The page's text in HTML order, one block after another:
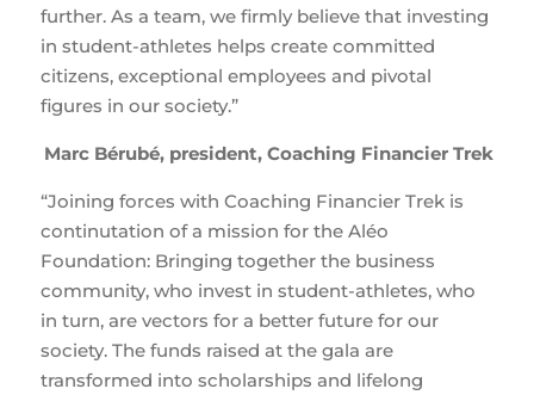
further. As a team, we firmly believe that investing
in student-athletes helps create committed
citizens, exceptional employees and pivotal
figures in our society.”
Marc Bérubé, president, Coaching Financier Trek
“Joining forces with Coaching Financier Trek is
continutation of a mission for the Aléo
Foundation: Bringing together the business
community, who invest in student-athletes, who
in turn, are vectors for a better future for our
society. The funds raised at the gala are
transformed into scholarships and lifelong